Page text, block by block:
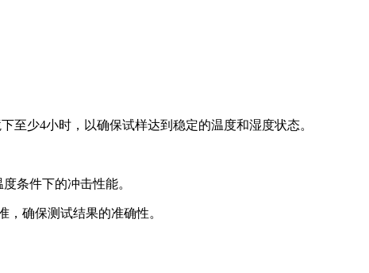
至少4小时，以确保试样达到稳定的温度和湿度状态。
条件下的冲击性能。
确保测试结果的准确性。